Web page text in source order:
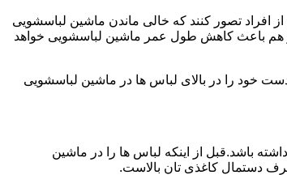
تصور کنند که خالی ماندن ماشین لباسشویی
هم باعث کاهش طول عمر ماشین لباسشویی خواهد
خود را در بالای لباس ها در ماشین لباسشویی
باشد.قبل از اینکه لباس ها را در ماشین
دستمال کاغذی تان بالاست.